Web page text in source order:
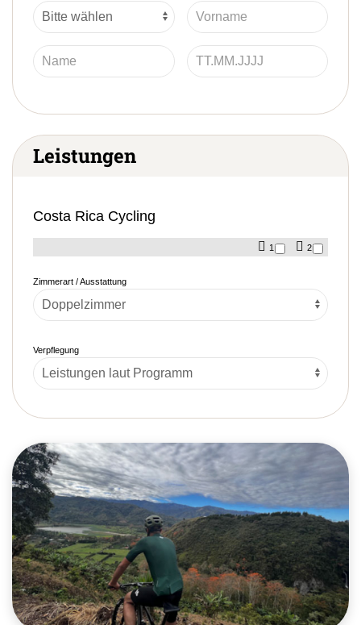
Leistungen
Costa Rica Cycling
1 2
Zimmerart / Ausstattung
Verpflegung